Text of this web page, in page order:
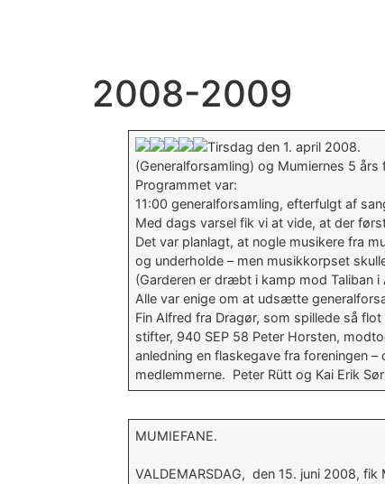
2008-2009
Tirsdag den 1. april 2008.
(Generalforsamling) og Mumiernes 5
Programmet var:
11:00 generalforsamling, efterfulgt af
Med dags varsel fik vi at vide, at der
Det var planlagt, at nogle musikere fra
og underholde – men musikkorpset
(Garderen er dræbt i kamp mod Taliban i
Alle var enige om at udsætte
Fin Alfred fra Dragør, som spillede så
stifter, 940 SEP 58 Peter Horsten,
anledning en flaskegave fra foreningen
medlemmerne. Peter Rütt og Kai Erik
MUMIEFANE.
VALDEMARSDAG, den 15. juni 2008,